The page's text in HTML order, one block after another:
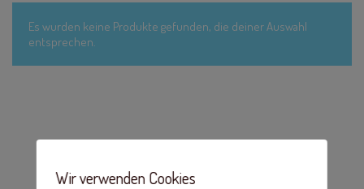
Es wurden keine Produkte gefunden, die deiner Auswahl
entsprechen.
Wir verwenden Cookies